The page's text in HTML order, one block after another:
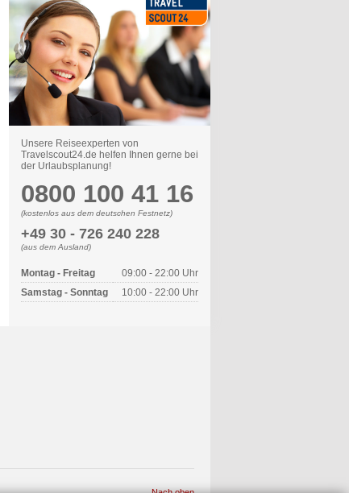
Unsere Reiseexperten von
Travelscout24.de helfen Ihnen gerne bei
der Urlaubsplanung!
0800 100 41 16
(kostenlos aus dem deutschen Festnetz)
+49 30 - 726 240 228
(aus dem Ausland)
Montag - Freitag
09:00 - 22:00 Uhr
Samstag - Sonntag
10:00 - 22:00 Uhr